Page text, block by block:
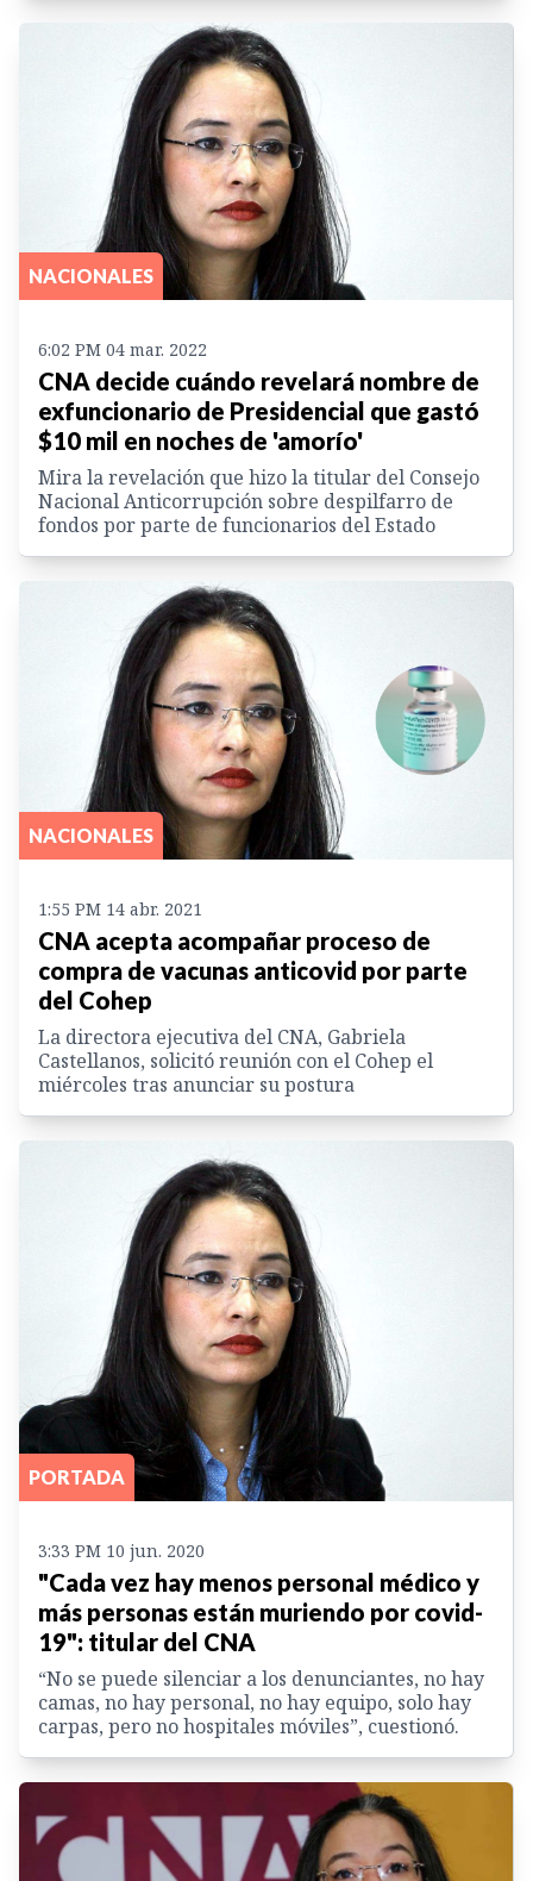
NACIONALES
6:02 PM 04 mar. 2022
CNA decide cuándo revelará nombre de
exfuncionario de Presidencial que gastó
$10 mil en noches de 'amorío'
Mira la revelación que hizo la titular del Consejo
Nacional Anticorrupción sobre despilfarro de
fondos por parte de funcionarios del Estado
NACIONALES
1:55 PM 14 abr. 2021
CNA acepta acompañar proceso de
compra de vacunas anticovid por parte
del Cohep
La directora ejecutiva del CNA, Gabriela
Castellanos, solicitó reunión con el Cohep el
miércoles tras anunciar su postura
PORTADA
3:33 PM 10 jun. 2020
"Cada vez hay menos personal médico y
más personas están muriendo por covid-
19": titular del CNA
“No se puede silenciar a los denunciantes, no hay
camas, no hay personal, no hay equipo, solo hay
carpas, pero no hospitales móviles”, cuestionó.